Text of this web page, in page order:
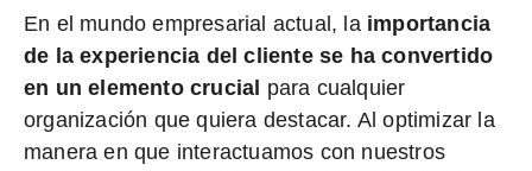
En el mundo empresarial actual, la importancia
de la experiencia del cliente se ha convertido
en un elemento crucial para cualquier
organización que quiera destacar. Al optimizar la
manera en que interactuamos con nuestros